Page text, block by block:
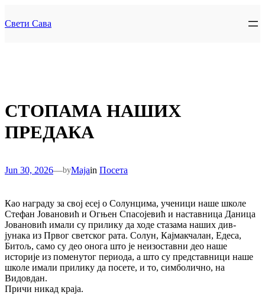
to
content
Свети Сава
СТОПАМА НАШИХ
ПРЕДАКА
Jun 30, 2026—byMajain Посета
Као награду за свој есеј о Солунцима, ученици наше школе
Стефан Јовановић и Огњен Спасојевић и наставница Даница
Јовановић имали су прилику да ходе стазама наших див-
јунака из Првог светског рата. Солун, Кајмакчалан, Едеса,
Битољ, само су део онога што је неизоставни део наше
историје из поменутог периода, а што су представници наше
школе имали прилику да посете, и то, симболично, на
Видовдан.
Причи никад краја.